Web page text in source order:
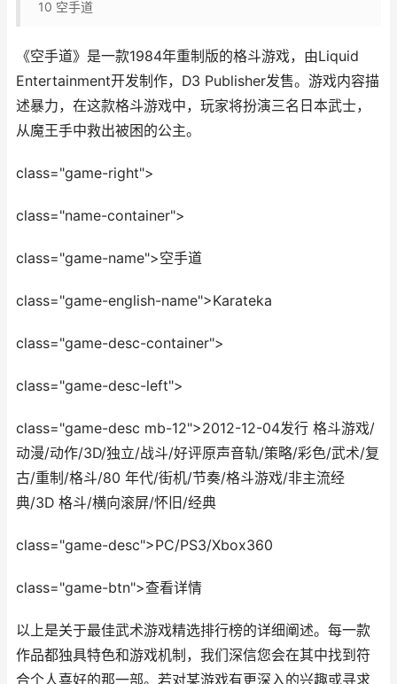
10 空手道
《空手道》是一款1984年重制版的格斗游戏，由Liquid
Entertainment开发制作，D3 Publisher发售。游戏内容描
述暴力，在这款格斗游戏中，玩家将扮演三名日本武士，
从魔王手中救出被困的公主。
class="game-right">
class="name-container">
class="game-name">空手道
class="game-english-name">Karateka
class="game-desc-container">
class="game-desc-left">
class="game-desc mb-12">2012-12-04发行 格斗游戏/
动漫/动作/3D/独立/战斗/好评原声音轨/策略/彩色/武术/复
古/重制/格斗/80 年代/街机/节奏/格斗游戏/非主流经
典/3D 格斗/横向滚屏/怀旧/经典
class="game-desc">PC/PS3/Xbox360
class="game-btn">查看详情
以上是关于最佳武术游戏精选排行榜的详细阐述。每一款
作品都独具特色和游戏机制，我们深信您会在其中找到符
合个人喜好的那一部。若对某游戏有更深入的兴趣或寻求